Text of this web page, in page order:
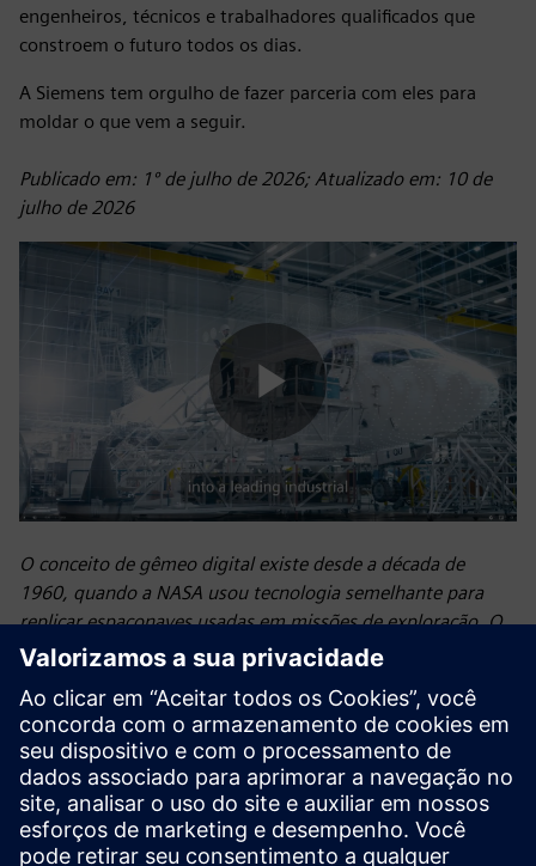
engenheiros, técnicos e trabalhadores qualificados que
constroem o futuro todos os dias.
A Siemens tem orgulho de fazer parceria com eles para
moldar o que vem a seguir.
Publicado em: 1º de julho de 2026; Atualizado em: 10 de
julho de 2026
Play
Video
O conceito de gêmeo digital existe desde a década de
1960, quando a NASA usou tecnologia semelhante para
replicar espaçonaves usadas em missões de exploração. O
termo “gêmeo digital” acabou sendo introduzido por John
Vickers, da NASA, em 2010. A Siemens apresentou pela
primeira vez o conceito de gêmeo digital — um modelo
virtual de um objeto físico, processo ou ambiente que
otimiza a eficiência operacional, prevê resultados e
aumenta a lucratividade — para uso industrial na Feira de
Hannover de 2015, na Alemanha, e agora usamos
extensivamente a tecnologia de gêmeos digitais para unir o